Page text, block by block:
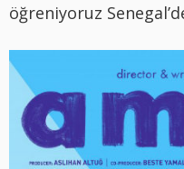
öğreniyoruz